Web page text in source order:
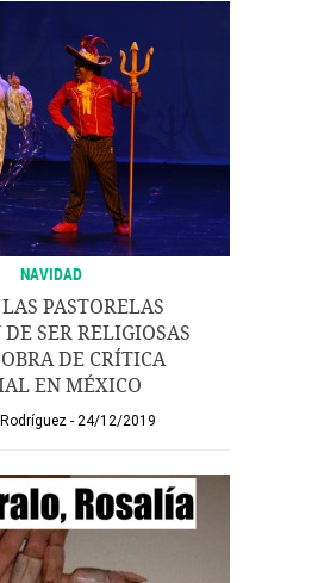
NAVIDAD
PASTORELAS
DE SER RELIGIOSAS
DE CRÍTICA
EN MÉXICO
24/12/2019